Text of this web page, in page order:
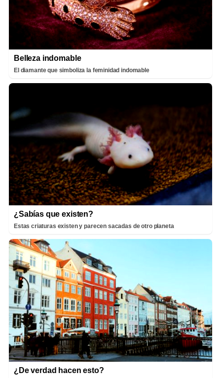
Belleza indomable
El diamante que simboliza la feminidad indomable
¿Sabías que existen?
Estas criaturas existen y parecen sacadas de otro planeta
¿De verdad hacen esto?